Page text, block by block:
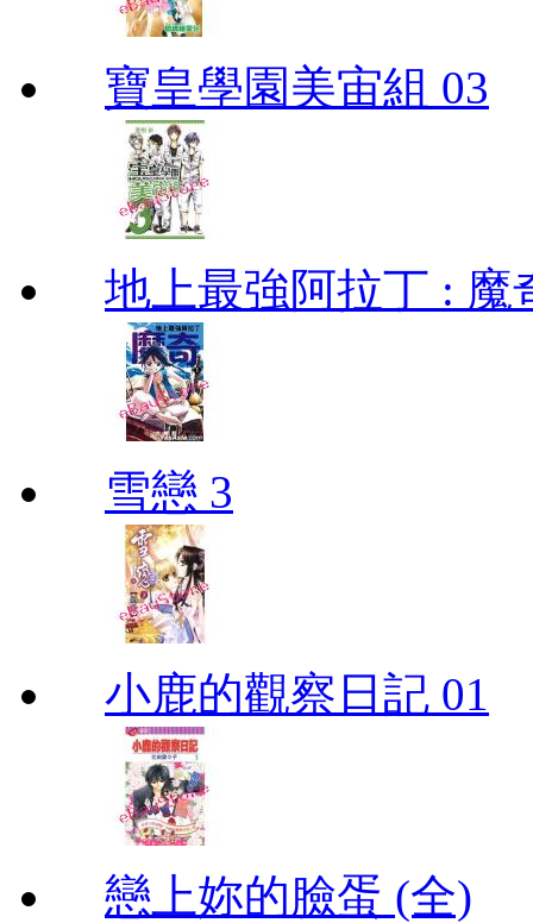
寶皇學園美宙組 03
地上最強阿拉丁 : 魔
雪戀 3
小鹿的觀察日記 01
戀上妳的臉蛋 (全)